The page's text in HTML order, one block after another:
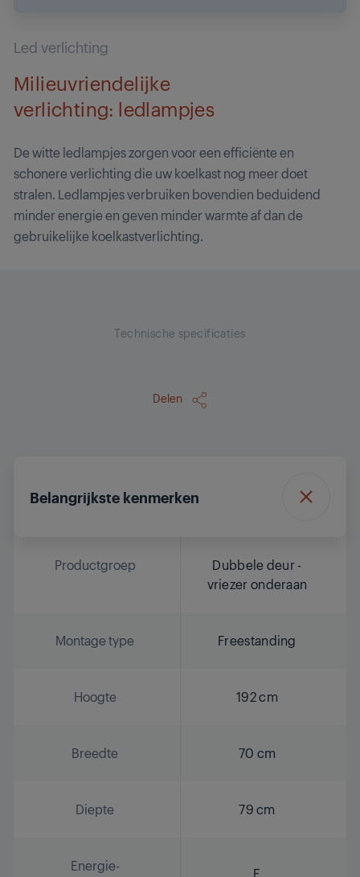
Led verlichting
Milieuvriendelijke
verlichting: ledlampjes
De witte ledlampjes zorgen voor een efficiënte en
schonere verlichting die uw koelkast nog meer doet
stralen. Ledlampjes verbruiken bovendien beduidend
minder energie en geven minder warmte af dan de
gebruikelijke koelkastverlichting.
Technische specificaties
Delen
Belangrijkste kenmerken
Productgroep
Dubbele deur -
vriezer onderaan
Montage type Freestanding
Hoogte 192 cm
Breedte 70 cm
Diepte 79 cm
Energie-
E